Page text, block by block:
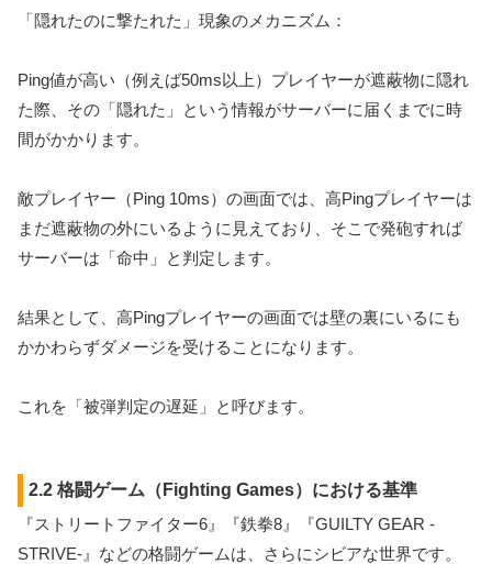
「隠れたのに撃たれた」現象のメカニズム：
Ping値が高い（例えば50ms以上）プレイヤーが遮蔽物に隠れ
た際、その「隠れた」という情報がサーバーに届くまでに時
間がかかります。
敵プレイヤー（Ping 10ms）の画面では、高Pingプレイヤーは
まだ遮蔽物の外にいるように見えており、そこで発砲すれば
サーバーは「命中」と判定します。
結果として、高Pingプレイヤーの画面では壁の裏にいるにも
かかわらずダメージを受けることになります。
これを「被弾判定の遅延」と呼びます。
2.2 格闘ゲーム（Fighting Games）における基準
『ストリートファイター6』『鉄拳8』『GUILTY GEAR -
STRIVE-』などの格闘ゲームは、さらにシビアな世界です。